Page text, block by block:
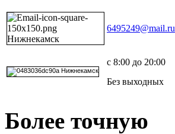
6495249@mail.ru
с 8:00 до 20:00
Без выходных
Более точную